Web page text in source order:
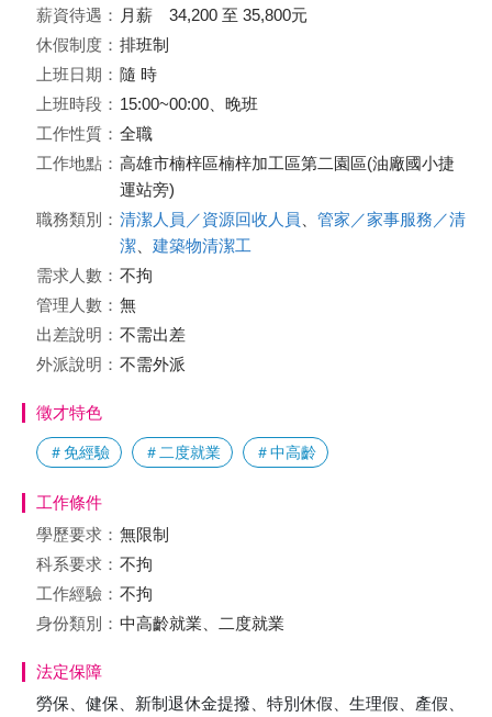
薪資待遇： 月薪 34,200 至 35,800元
休假制度： 排班制
上班日期： 隨 時
上班時段： 15:00~00:00、晚班
工作性質： 全職
工作地點： 高雄市楠梓區楠梓加工區第二園區(油廠國小捷
運站旁)
職務類別： 清潔人員／資源回收人員
管家／家事服務／清
潔
建築物清潔工
需求人數： 不拘
管理人數： 無
出差說明： 不需出差
外派說明： 不需外派
徵才特色
＃免經驗 ＃二度就業 ＃中高齡
工作條件
學歷要求： 無限制
科系要求： 不拘
工作經驗： 不拘
身份類別： 中高齡就業、二度就業
法定保障
勞保、健保、新制退休金提撥、特別休假、生理假、產假、